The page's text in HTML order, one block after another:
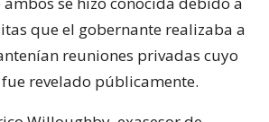
que el gobernante realizaba a
reuniones privadas cuyo
revelado públicamente.